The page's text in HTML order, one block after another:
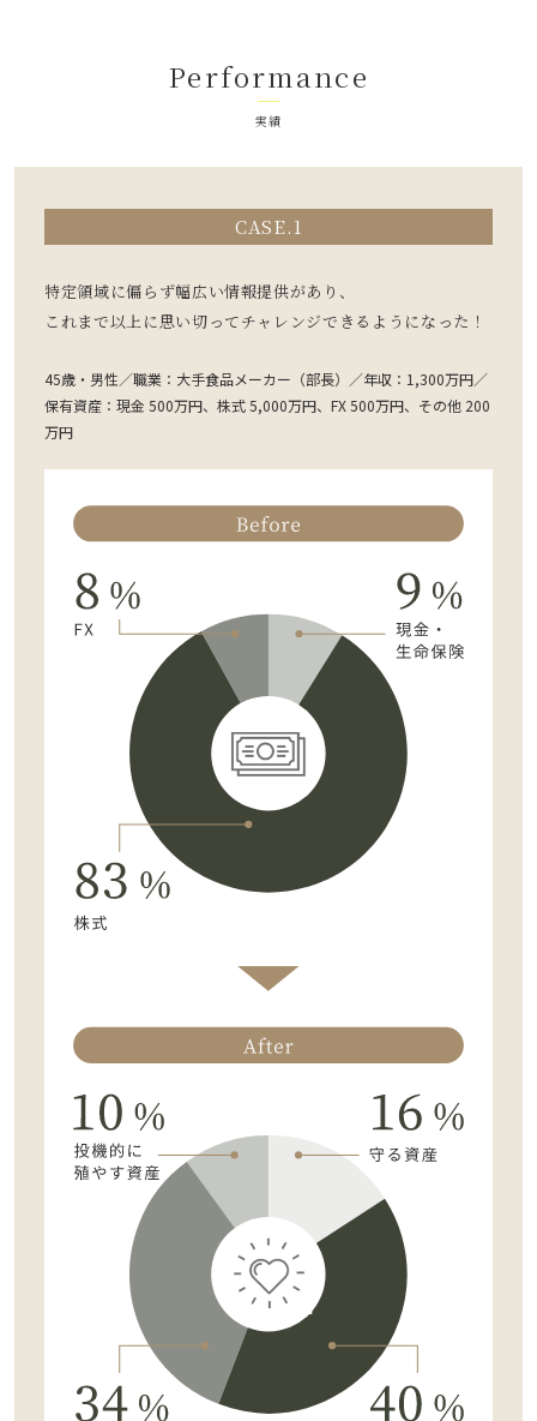
Performance
実績
CASE.1
特定領域に偏らず幅広い情報提供があり、
これまで以上に思い切ってチャレンジできるようになった！
45歳・男性／職業：大手食品メーカー（部長）／年収：1,300万円／
保有資産：現金 500万円、株式 5,000万円、FX 500万円、その他 200
万円